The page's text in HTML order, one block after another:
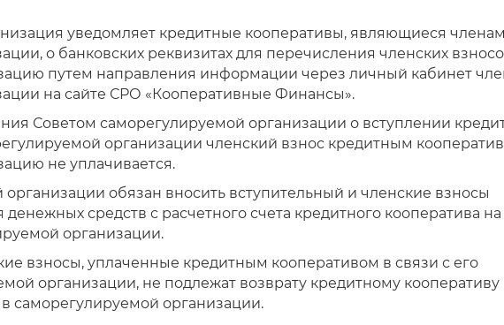
уведомляет кредитные кооперативы, являющиеся
о банковских реквизитах для перечисления членских
путем направления информации через личный кабинет
на сайте СРО «Кооперативные Финансы».
Советом саморегулируемой организации о вступлении
организации членский взнос кредитным
не уплачивается.
обязан вносить вступительный и членские взносы
средств с расчетного счета кредитного кооператива на
организации.
взносы, уплаченные кредитным кооперативом в связи с его
организации, не подлежат возврату кредитному кооперативу
саморегулируемой организации.